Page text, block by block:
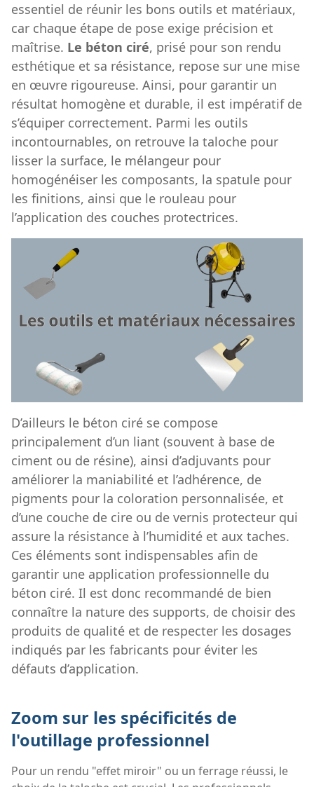
essentiel de réunir les bons outils et matériaux,
car chaque étape de pose exige précision et
maîtrise. Le béton ciré, prisé pour son rendu
esthétique et sa résistance, repose sur une mise
en œuvre rigoureuse. Ainsi, pour garantir un
résultat homogène et durable, il est impératif de
s’équiper correctement. Parmi les outils
incontournables, on retrouve la taloche pour
lisser la surface, le mélangeur pour
homogénéiser les composants, la spatule pour
les finitions, ainsi que le rouleau pour
l’application des couches protectrices.
D’ailleurs le béton ciré se compose
principalement d’un liant (souvent à base de
ciment ou de résine), ainsi d’adjuvants pour
améliorer la maniabilité et l’adhérence, de
pigments pour la coloration personnalisée, et
d’une couche de cire ou de vernis protecteur qui
assure la résistance à l’humidité et aux taches.
Ces éléments sont indispensables afin de
garantir une application professionnelle du
béton ciré. Il est donc recommandé de bien
connaître la nature des supports, de choisir des
produits de qualité et de respecter les dosages
indiqués par les fabricants pour éviter les
défauts d’application.
Zoom sur les spécificités de
l'outillage professionnel
Pour un rendu "effet miroir" ou un ferrage réussi, le